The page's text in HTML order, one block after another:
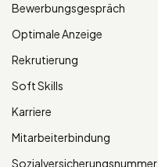
Bewerbungsgespräch
Optimale Anzeige
Rekrutierung
Soft Skills
Karriere
Mitarbeiterbindung
Sozialversicherungsnummer